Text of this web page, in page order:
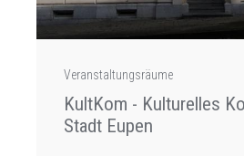
Veranstaltungsräume
KultKom - Kulturelles
Stadt Eupen